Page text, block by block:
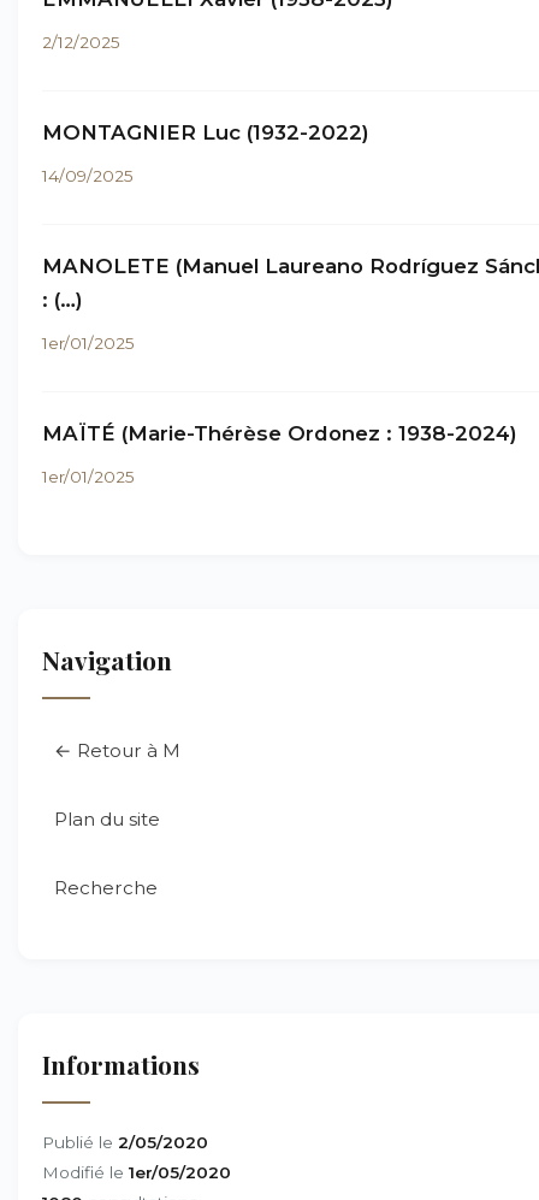
2/12/2025
MONTAGNIER Luc (1932-2022)
14/09/2025
MANOLETE (Manuel Laureano Rodríguez
: (…)
1er/01/2025
MAÏTÉ (Marie-Thérèse Ordonez : 1938-2024)
1er/01/2025
Navigation
← Retour à M
Plan du site
Recherche
Informations
Publié le 2/05/2020
Modifié le 1er/05/2020